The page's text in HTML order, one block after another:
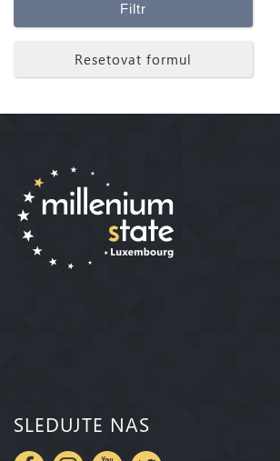
Filtr
Resetovat formul
SLEDUJTE NAS